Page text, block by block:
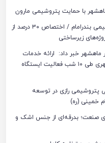
با حمایت پتروشیمی مارون
تحقق الگوی «توسعه متوازن» در پتروشیمی بندرامام / اختصاص ۳۰ درصد از
زیرساختی
خبر داد: ارائه خدمات
سلامت‌محور به بیش از ۵۰۰ شهروند ماهشهری طی ۱۰ شب فعالیت ایستگاه
پتروشیمی رازی در توسعه
خمینی (ره)
صنعت؛ بدرقه‌ای از جنس اشک و